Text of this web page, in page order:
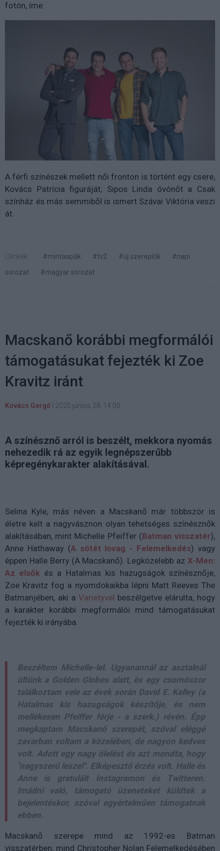
fotón, íme:
A férfi színészek mellett női fronton is történt egy csere,
Kovács Patrícia figuráját, Sipos Linda óvónőt a Csak
színház és más semmiből is ismert Szávai Viktória veszi
át.
Címkék: #mintaapák #tv2 #új szereplők
#napi
sorozat
#magyar sorozat
Macskanő korábbi megformálói
támogatásukat fejezték ki Zoe
Kravitz iránt
Kovács Gergő 2020 június 28. 14:00
A színésznő arról is beszélt, mekkora nyomás
nehezedik rá az egyik legnépszerűbb
képregénykarakter alakításával.
Selina Kyle, más néven a Macskanő már többször is
életre kelt a nagyvásznon olyan tehetséges színésznők
alakításában, mint Michelle Pfeiffer (Batman visszatér),
Anne Hathaway (A sötét lovag - Felemelkedés) vagy
éppen Halle Berry (A Macskanő). Legközelebb az X-Men:
Az elsők és a Hatalmas kis hazugságok színésznője,
Zoe Kravitz fog a nyomdokaikba lépni Matt Reeves The
Batmanjében, aki a Varietyvel beszélgetve elárulta, hogy
a karakter korábbi megformálói mind támogatásukat
fejezték ki irányába.
Beszéltem Michelle-lel. Ugyanannál az asztalnál
ültünk a Golden Globes alatt, és egy csomószor
találkoztam vele az évek során David E. Kelley (a
Hatalmas kis hazugságok készítője, és nem
mellékesen Pfeiffer férje - a szerk.) révén. Épp
megkaptam Macskanő szerepét, szóval eléggé
zavarban voltam a közelében, de nagyon kedves
volt. Adott egy nagy ölelést és azt mondta, hogy
"nagyszerű leszel". Elképesztő érzés volt. Halle és
Anne is gratulált Instagramon és Twitteren.
Imádni való, támogató üzeneteket küldtek a
bejelentéskor, szóval egyértelműen támogatnak
ebben.
Macskanő szerepe mind az 1992-es Batman
visszatérben, mind Christopher Nolan Felemelkedésében